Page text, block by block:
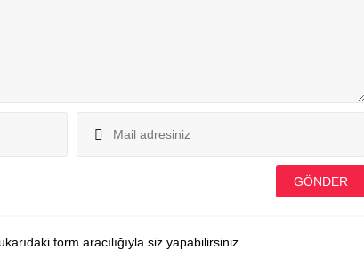
form aracılığıyla siz yapabilirsiniz.